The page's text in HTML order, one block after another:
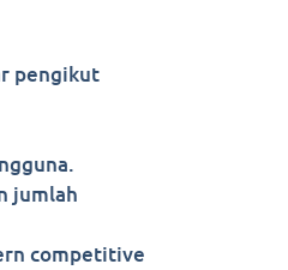
pengikut
jumlah
competitive